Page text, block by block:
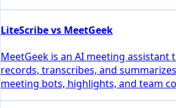
LiteScribe vs MeetGeek
MeetGeek is an AI meeting assistant
records, transcribes, and
meeting bots, highlights, and team